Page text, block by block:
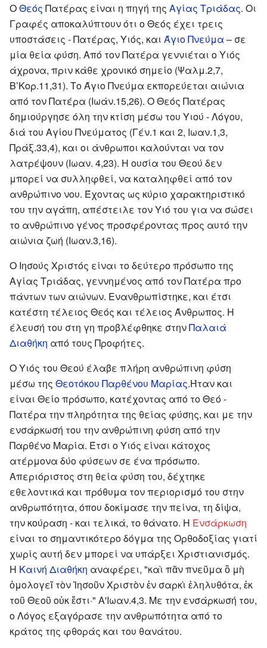
ΟΘεός Πατέρας είναι η πηγή της Αγίας Τριάδας. Οι
Γραφές αποκαλύπτουν ότι ο Θεός έχει τρεις
υποστάσεις - Πατέρας, Υιός, και Άγιο Πνεύμα – σε
μία θεία φύση. Από τον Πατέρα γεννιέται ο Υιός
άχρονα, πριν κάθε χρονικό σημείο (Ψαλμ.2,7,
Β’Κορ.11,31). Το Άγιο Πνεύμα εκπορεύεται αιώνια
από τον Πατέρα (Ιωάν.15,26). Ο Θεός Πατέρας
δημιούργησε όλη την κτίση μέσω του Υιού - Λόγου,
διά του Αγίου Πνεύματος (Γέν.1 και 2, Ιωαν.1,3,
Πράξ.33,4), και οι άνθρωποι καλούνται να τον
λατρέψουν (Ιωαν. 4,23). Η ουσία του Θεού δεν
μπορεί να συλληφθεί, να καταληφθεί από τον
ανθρώπινο νου. Έχοντας ως κύριο χαρακτηριστικό
του την αγάπη, απέστειλε τον Υιό του για να σώσει
το ανθρώπινο γένος προσφέροντας προς αυτό την
αιώνια ζωή (Ιωαν.3,16).
Ο Ιησούς Χριστός είναι το δεύτερο πρόσωπο της
Αγίας Τριάδας, γεννημένος από τον Πατέρα προ
πάντων των αιώνων. Ενανθρωπίστηκε, και έτσι
κατέστη τέλειος Θεός και τέλειος Άνθρωπος. Η
έλευσή του στη γη προβλέφθηκε στηνΠαλαιά
Διαθήκη από τους Προφήτες.
Ο Υιός του Θεού έλαβε πλήρη ανθρώπινη φύση
μέσω της Θεοτόκου Παρθένου Μαρίας.Ήταν και
είναι Θείο πρόσωπο, κατέχοντας από το Θεό -
Πατέρα την πληρότητα της θείας φύσης, και με την
ενσάρκωσή του την ανθρώπινη φύση από την
Παρθένο Μαρία. Έτσι ο Υιός είναι κάτοχος
ατέρμονα δύο φύσεων σε ένα πρόσωπο.
Απεριόριστος στη θεία φύση του, δέχτηκε
εθελοντικά και πρόθυμα τον περιορισμό του στην
ανθρωπότητα, όπου δοκίμασε την πείνα, τη δίψα,
την κούραση - και τελικά, το θάνατο. Η Ενσάρκωση
είναι το σημαντικότερο δόγμα της Ορθοδοξίας γιατί
χωρίς αυτή δεν μπορεί να υπάρξει Χριστιανισμός.
Η Καινή Διαθήκη αναφέρει, "καὶ πᾶν πνεῦμα ὃ μὴ
ὁμολογεῖ τὸν Ἰησοῦν Χριστὸν ἐν σαρκὶ ἐληλυθότα, ἐκ
τοῦ Θεοῦ οὐκ ἔστι·" Α'Ιωαν.4,3. Με την ενσάρκωσή του,
ο Λόγος εξαγόρασε την ανθρωπότητα από το
κράτος της φθοράς και του θανάτου.